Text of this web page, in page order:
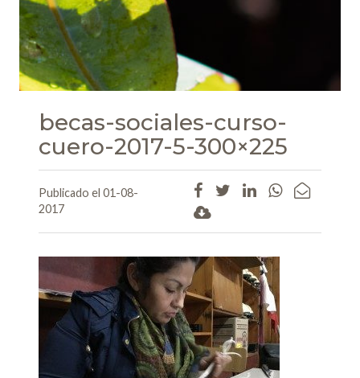
becas-sociales-curso-
cuero-2017-5-300×225
Publicado el 01-08-
2017